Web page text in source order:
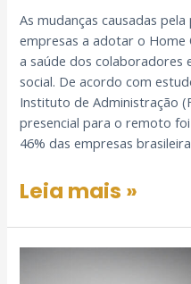
As mudanças causadas
empresas a adotar o
a saúde dos colaboradores
social. De acordo com
Instituto de Administração
presencial para o remoto
46% das empresas
Leia mais »